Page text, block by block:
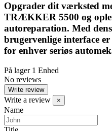
Opgrader dit værksted
TRÆKKER 5500 og
autoreparation. Med
brugervenlige interface
for enhver seriøs
På lager 1 Enhed
No reviews
Write review
Write a review ×
Name